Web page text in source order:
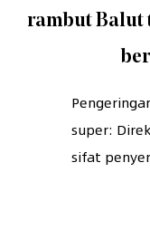
rambut Balut
super:
sifat